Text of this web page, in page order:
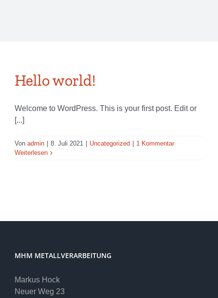
Hello world!
Welcome to WordPress. This is your first post. Edit or
[...]
Von admin 8. Juli 2021 Uncategorized
1 Kommentar
Weiterlesen
MHM METALLVERARBEITUNG
Markus Hock
Neuer Weg 23